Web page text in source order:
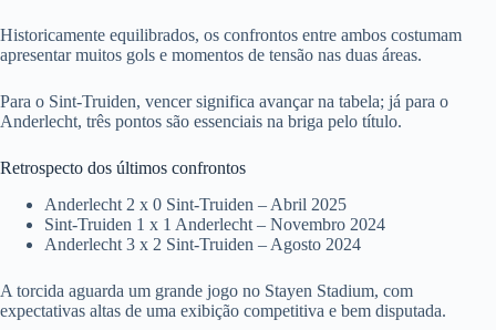
Historicamente equilibrados, os confrontos entre ambos costumam
apresentar muitos gols e momentos de tensão nas duas áreas.
Para o Sint-Truiden, vencer significa avançar na tabela; já para o
Anderlecht, três pontos são essenciais na briga pelo título.
Retrospecto dos últimos confrontos
Anderlecht 2 x 0 Sint-Truiden – Abril 2025
Sint-Truiden 1 x 1 Anderlecht – Novembro 2024
Anderlecht 3 x 2 Sint-Truiden – Agosto 2024
A torcida aguarda um grande jogo no Stayen Stadium, com
expectativas altas de uma exibição competitiva e bem disputada.